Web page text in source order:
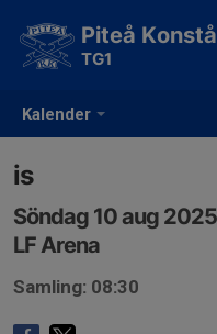
Kalender
Piteå
TG1
is
Söndag 10 aug
LF Arena
Samling: 08:30